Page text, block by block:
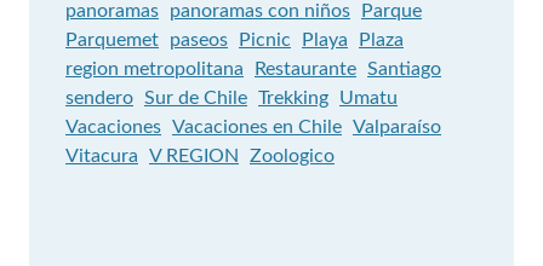
panoramas
panoramas con niños
Parque
Parquemet
paseos Picnic Playa
Plaza
region metropolitana
Restaurante Santiago
sendero Sur de Chile Trekking
Umatu
Vacaciones Vacaciones en Chile Valparaíso
Vitacura
V REGION Zoologico